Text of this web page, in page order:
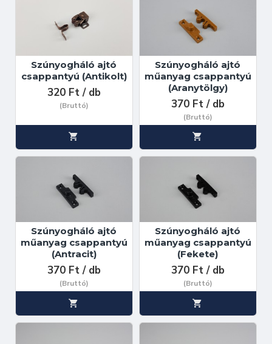
Szúnyogháló ajtó
csappantyú (Antikolt)
320 Ft / db
(Bruttó)
Szúnyogháló ajtó
műanyag csappantyú
(Aranytölgy)
370 Ft / db
(Bruttó)
Szúnyogháló ajtó
műanyag csappantyú
(Antracit)
370 Ft / db
(Bruttó)
Szúnyogháló ajtó
műanyag csappantyú
(Fekete)
370 Ft / db
(Bruttó)